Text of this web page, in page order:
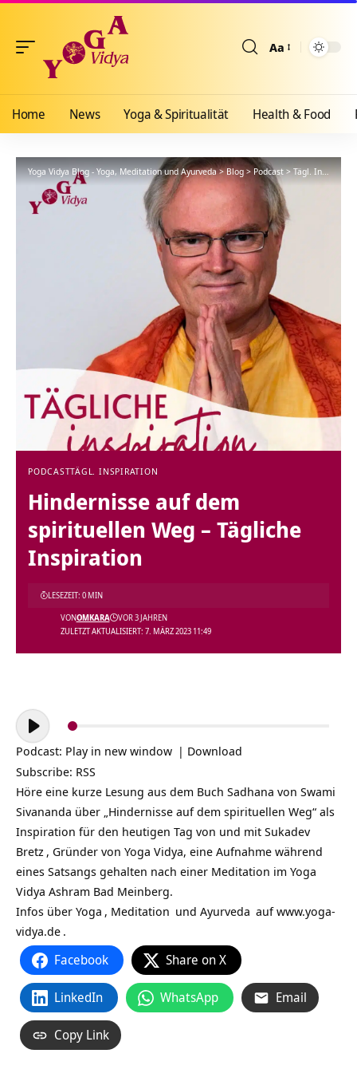
Aa
Home News Yoga & Spiritualität Health & Food
Yoga Vidya Blog - Yoga, Meditation und Ayurveda>Blog>Podcast>Tägl. Inspiration
PODCASTTÄGL. INSPIRATION
Hindernisse auf dem
spirituellen Weg – Tägliche
Inspiration
ZULETZT AKTUALISIERT: 7. MÄRZ 2023 11:49
VONOMKARA VOR 3 JAHREN
LESEZEIT: 0 MIN
Audio-
Player
Podcast: Play in new window | Download
Subscribe: RSS
Höre eine kurze Lesung aus dem Buch Sadhana von Swami
Sivananda über „Hindernisse auf dem spirituellen Weg“ als
Inspiration für den heutigen Tag von und mit Sukadev
Bretz , Gründer von Yoga Vidya, eine Aufnahme während
eines Satsangs gehalten nach einer Meditation im Yoga
Vidya Ashram Bad Meinberg.
Infos über Yoga , Meditation und Ayurveda aufwww.yoga-
vidya.de .
Facebook Share on X
LinkedIn WhatsApp Email
Copy Link